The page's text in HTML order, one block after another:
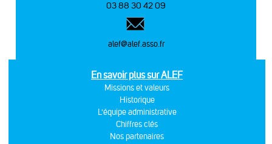
03 88 30 42 09
alef@alef.asso.fr
En savoir plus sur ALEF
Missions et valeurs
Historique
L'équipe administrative
Chiffres clés
Nos partenaires